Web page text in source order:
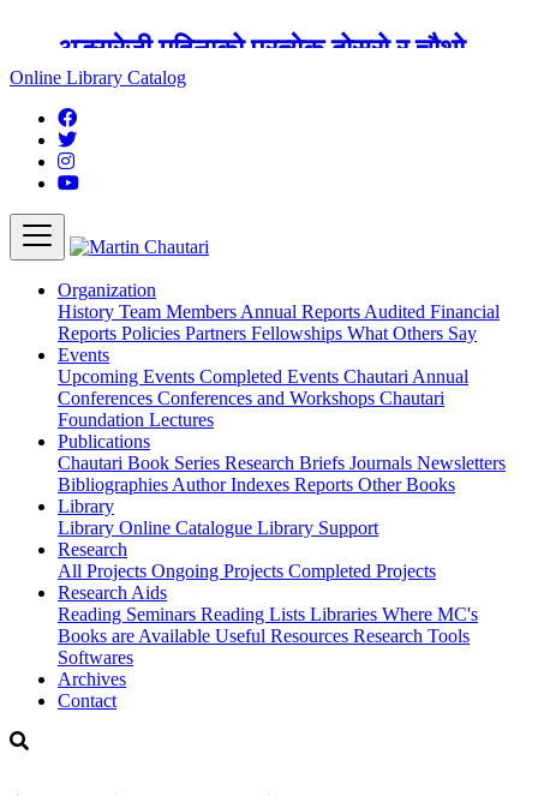
अङ्ग्रेजी महिनाको प्रत्येक दोस्रो र चौथो
शुक्रबार मार्टिन चौतारी र यसको पुस्तकालय
बन्द रहने छ ।
Online Library Catalog
Organization
History Team Members Annual Reports Audited Financial
Reports Policies Partners Fellowships What Others Say
Events
Upcoming Events Completed Events Chautari Annual
Conferences Conferences and Workshops Chautari
Foundation Lectures
Publications
Chautari Book Series Research Briefs Journals Newsletters
Bibliographies Author Indexes Reports Other Books
Library
Library Online Catalogue Library Support
Research
All Projects Ongoing Projects Completed Projects
Research Aids
Reading Seminars Reading Lists Libraries Where MC's
Books are Available Useful Resources Research Tools
Softwares
Archives
Contact